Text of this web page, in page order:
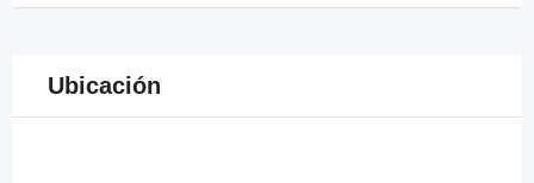
Ubicación